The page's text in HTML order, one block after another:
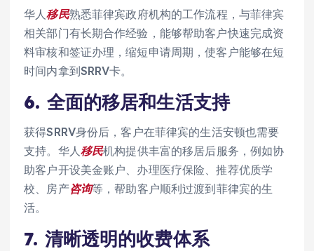
华人移民熟悉菲律宾政府机构的工作流程，与菲律宾
相关部门有长期合作经验，能够帮助客户快速完成资
料审核和签证办理，缩短申请周期，使客户能够在短
时间内拿到SRRV卡。
6. 全面的移居和生活支持
获得SRRV身份后，客户在菲律宾的生活安顿也需要
支持。华人 移民机构提供丰富的移居后服务，例如协
助客户开设美金账户、办理医疗保险、推荐优质学
校、房产咨询等，帮助客户顺利过渡到菲律宾的生
活。
7. 清晰透明的收费体系